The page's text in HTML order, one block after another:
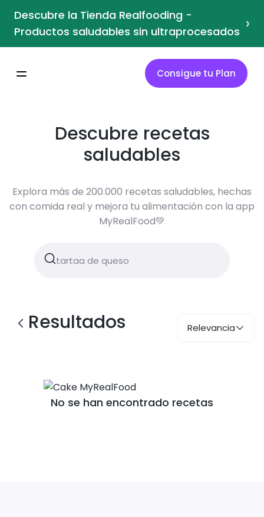
Descubre la Tienda Realfooding -
Productos saludables sin ultraprocesados ›
Consigue tu Plan
Descubre recetas
saludables
Explora más de 200.000 recetas saludables, hechas
con comida real y mejora tu alimentación con la app
MyRealFood💚
Resultados Relevancia
No se han encontrado recetas